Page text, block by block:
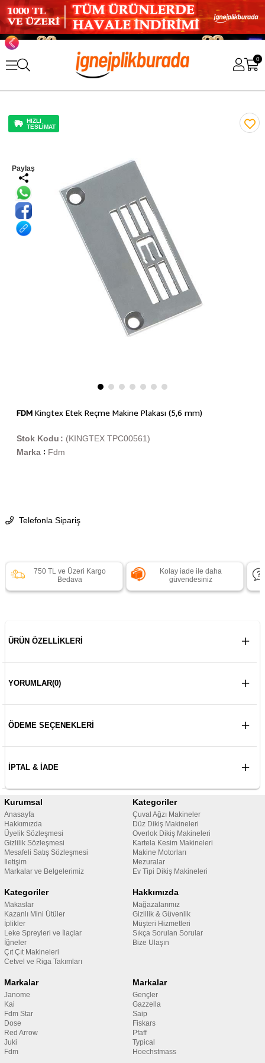
0
HIZLI
TESLİMAT
Paylaş
FDMKingtex Etek Reçme Makine Plakası (5,6 mm)
(KINGTEX TPC00561)
Stok Kodu
Marka : Fdm
Telefonla Sipariş
750 TL ve Üzeri Kargo
Bedava
Kolay iade ile daha
güvendesiniz
ÜRÜN ÖZELLIKLERI
YORUMLAR(0)
ÖDEME SEÇENEKLERI
İPTAL & İADE
Kurumsal
Anasayfa
Hakkımızda
Üyelik Sözleşmesi
Gizlilik Sözleşmesi
Mesafeli Satış Sözleşmesi
İletişim
Markalar ve Belgelerimiz
Kategoriler
Çuval Ağzı Makineler
Düz Dikiş Makineleri
Overlok Dikiş Makineleri
Kartela Kesim Makineleri
Makine Motorları
Mezuralar
Ev Tipi Dikiş Makineleri
Kategoriler
Makaslar
Kazanlı Mini Ütüler
İplikler
Leke Spreyleri ve İlaçlar
İğneler
Çıt Çıt Makineleri
Cetvel ve Riga Takımları
Hakkımızda
Mağazalarımız
Gizlilik & Güvenlik
Müşteri Hizmetleri
Sıkça Sorulan Sorular
Bize Ulaşın
Markalar
Janome
Kai
Fdm Star
Dose
Red Arrow
Juki
Fdm
Markalar
Gençler
Gazzella
Saip
Fiskars
Pfaff
Typical
Hoechstmass